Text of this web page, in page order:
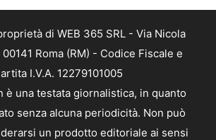
di WEB 365 SRL - Via Nicola
Roma (RM) - Codice Fiscale e
I.V.A. 12279101005
è una testata giornalistica, in quanto
senza alcuna periodicità. Non può
un prodotto editoriale ai sensi